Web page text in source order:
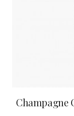
Champagne